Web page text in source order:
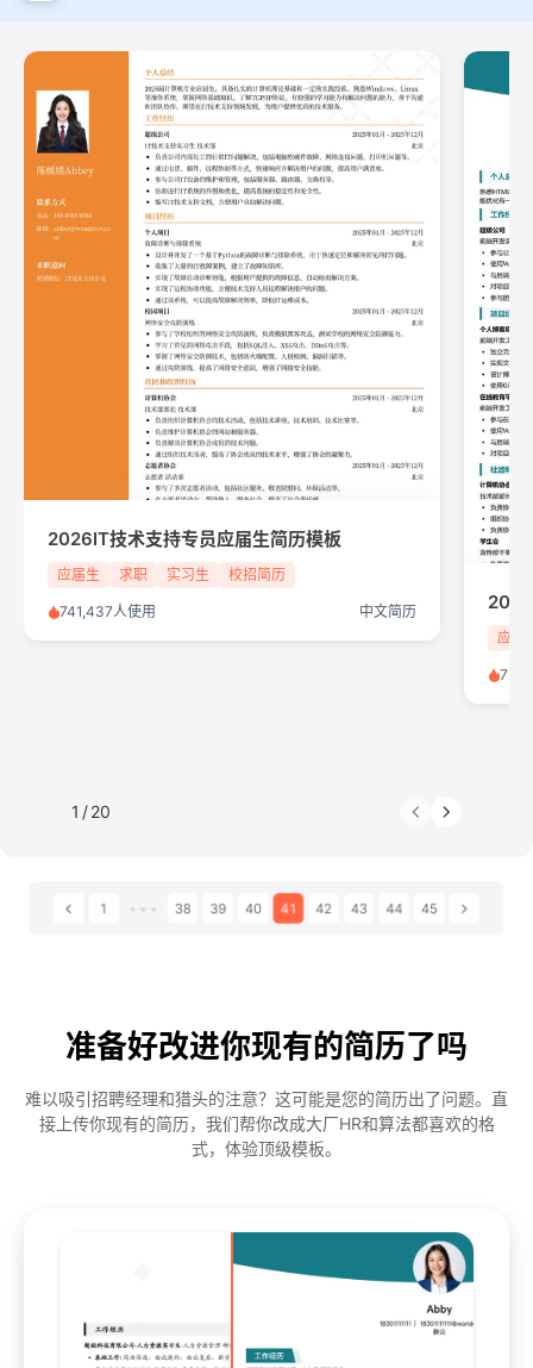
2026IT技术支持专员应届生简历模板
应届生 求职 实习生 校招简历
741,437人使用 中文简历
应届
1 /20
1 ··· 显示更多页码
38 39 40 41 42 43 44 45
准备好改进你现有的简历了吗
难以吸引招聘经理和猎头的注意？这可能是您的简历出了问题。直
接上传你现有的简历，我们帮你改成大厂HR和算法都喜欢的格
式，体验顶级模板。